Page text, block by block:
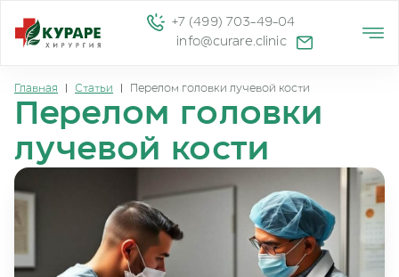
+7 (499) 703-49-04
info@curare.clinic
Главная Статьи Перелом головки лучевой кости
Перелом головки
лучевой кости